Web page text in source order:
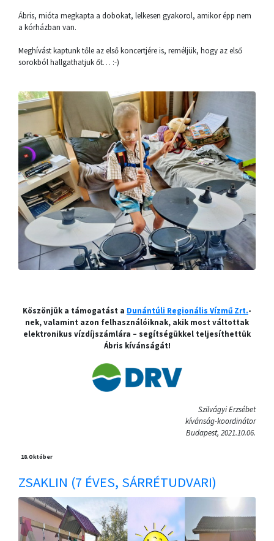
Ábris, mióta megkapta a dobokat, lelkesen gyakorol, amikor épp nem
a kórházban van.
Meghívást kaptunk tőle az első koncertjére is, reméljük, hogy az első
sorokból hallgathatjuk őt… :-)
Köszönjük a támogatást a Dunántúli Regionális Vízmű Zrt.-
nek, valamint azon felhasználóiknak, akik most váltottak
elektronikus vízdíjszámlára – segítségükkel teljesíthettük
Ábris kívánságát!
Szilvágyi Erzsébet
kívánság-koordinátor
Budapest, 2021.10.06.
18.Október
ZSAKLIN (7 ÉVES, SÁRRÉTUDVARI)